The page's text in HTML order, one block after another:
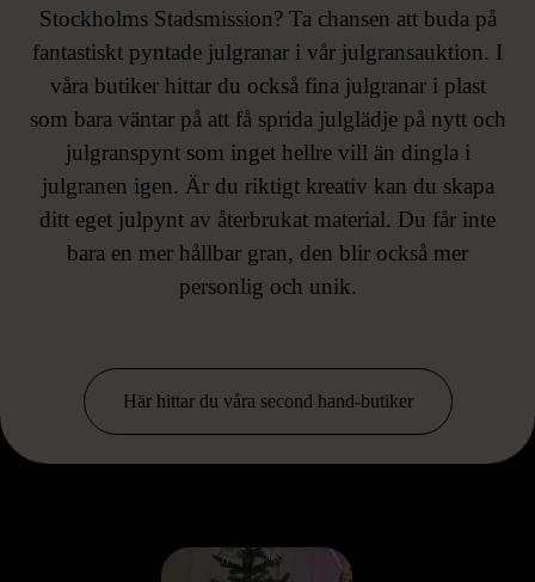
Stockholms Stadsmission? Ta chansen att buda på
fantastiskt pyntade julgranar i vår julgransauktion. I
våra butiker hittar du också fina julgranar i plast
som bara väntar på att få sprida julglädje på nytt och
julgranspynt som inget hellre vill än dingla i
julgranen igen. Är du riktigt kreativ kan du skapa
ditt eget julpynt av återbrukat material. Du får inte
bara en mer hållbar gran, den blir också mer
personlig och unik.
Här hittar du våra second hand-butiker